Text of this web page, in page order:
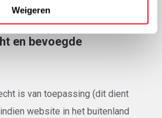
Weigeren
gebeurt steeds op eigen risico.
en bevoegde
is van toepassing (dit dient
website in het buitenland